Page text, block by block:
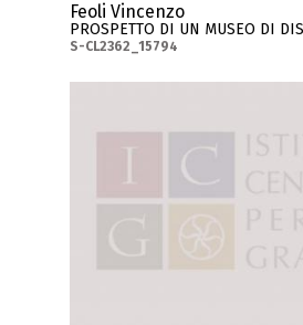
Feoli Vincenzo
PROSPETTO DI UN MUSEO DI
S-CL2362_15794